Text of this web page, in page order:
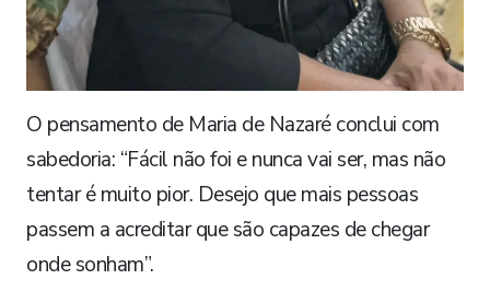
O pensamento de Maria de Nazaré conclui com
sabedoria: “Fácil não foi e nunca vai ser, mas não
tentar é muito pior. Desejo que mais pessoas
passem a acreditar que são capazes de chegar
onde sonham”.